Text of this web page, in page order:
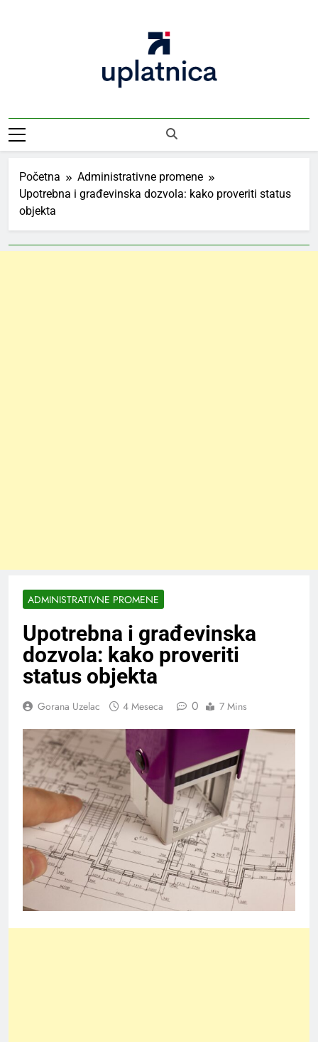
Uplatnica
Početna
Administrativne promene
Upotrebna i građevinska dozvola: kako proveriti status
objekta
ADMINISTRATIVNE PROMENE
Upotrebna i građevinska
dozvola: kako proveriti
status objekta
Gorana Uzelac 4 Meseca 0 7 Mins